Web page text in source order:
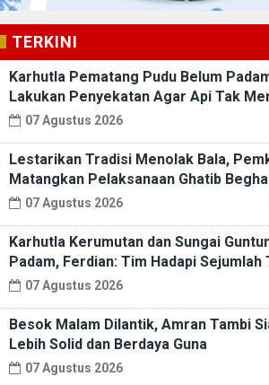
TERKINI
Karhutla Pematang Pudu Belum
Lakukan Penyekatan Agar Api Tak
07 Agustus 2026
Lestarikan Tradisi Menolak Bala,
Matangkan Pelaksanaan Ghatib
07 Agustus 2026
Karhutla Kerumutan dan Sungai
Padam, Ferdian: Tim Hadapi Sejumlah
07 Agustus 2026
Besok Malam Dilantik, Amran Tambi
Lebih Solid dan Berdaya Guna
07 Agustus 2026